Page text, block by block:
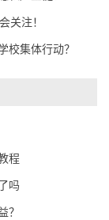
关注！
校集体行动？
程
吗
？